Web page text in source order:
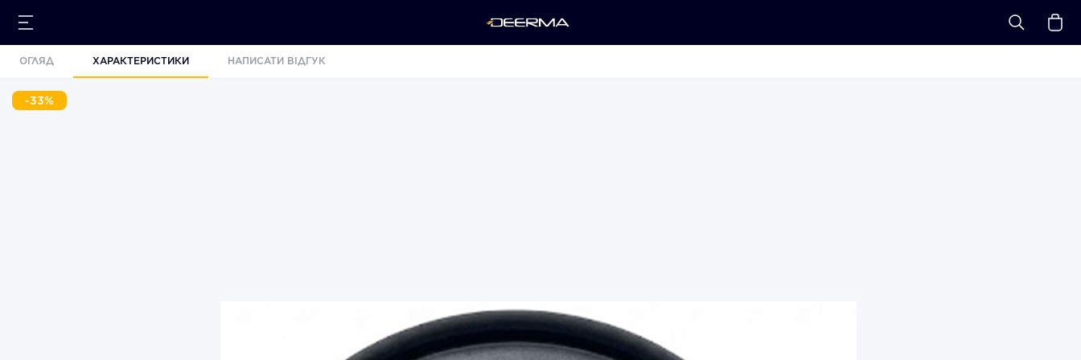
ОГЛЯД ХАРАКТЕРИСТИКИ НАПИСАТИ ВІДГУК
-33%